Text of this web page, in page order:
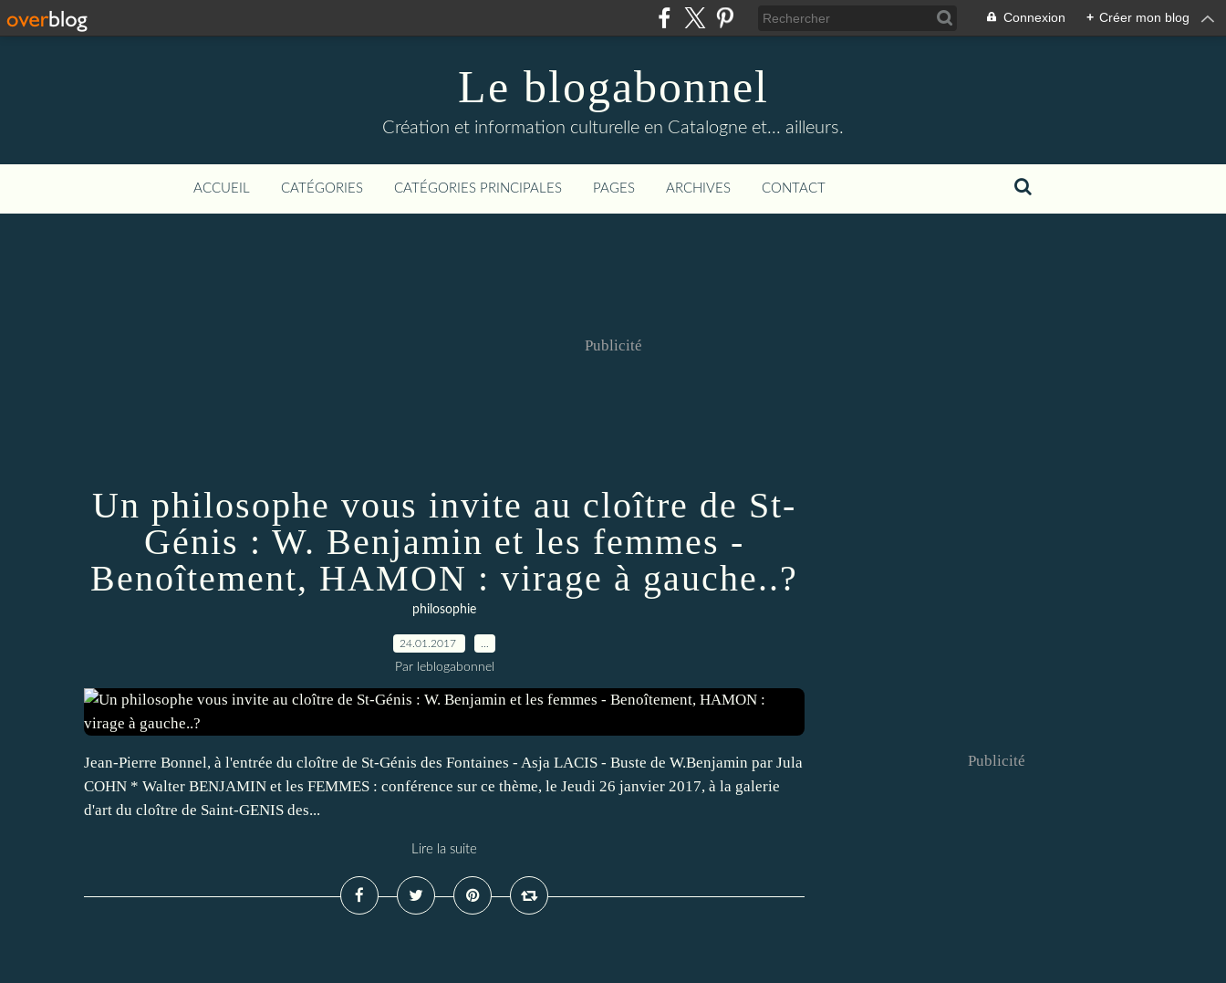
Connexion + Créer mon blog
Le blogabonnel
Création et information culturelle en Catalogne et... ailleurs.
ACCUEIL CATÉGORIES CATÉGORIES PRINCIPALES PAGES ARCHIVES CONTACT
Publicité
Un philosophe vous invite au cloître de St-
Génis : W. Benjamin et les femmes -
Benoîtement, HAMON : virage à gauche..?
philosophie
24.01.2017
Par leblogabonnel
Jean-Pierre Bonnel, à l'entrée du cloître de St-Génis des Fontaines - Asja LACIS - Buste de W.Benjamin par Jula
COHN * Walter BENJAMIN et les FEMMES : conférence sur ce thème, le Jeudi 26 janvier 2017, à la galerie
d'art du cloître de Saint-GENIS des...
Lire la suite
Publicité